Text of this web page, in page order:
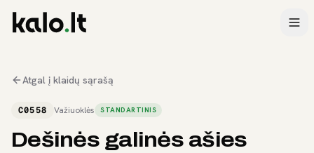
Atgal į klaidų sąrašą
C0558 Važiuoklės STANDARTINIS
Dešinės galinės ašies